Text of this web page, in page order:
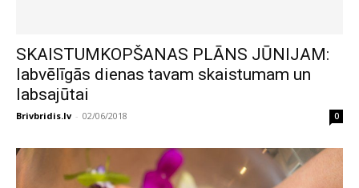
SKAISTUMKOPŠANAS PLĀNS JŪNIJAM:
labvēlīgās dienas tavam skaistumam un
labsajūtai
Brivbridis.lv - 02/06/2018 0